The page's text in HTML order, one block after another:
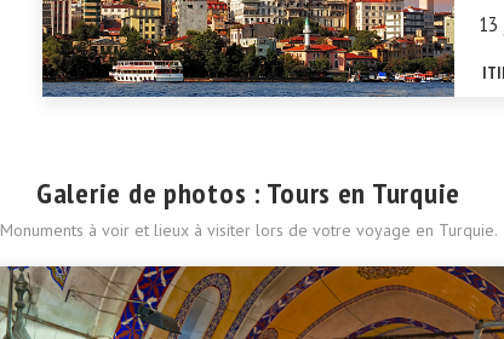
Galerie de photos : Tours en Turquie
Monuments à voir et lieux à visiter lors de votre voyage en Turquie.